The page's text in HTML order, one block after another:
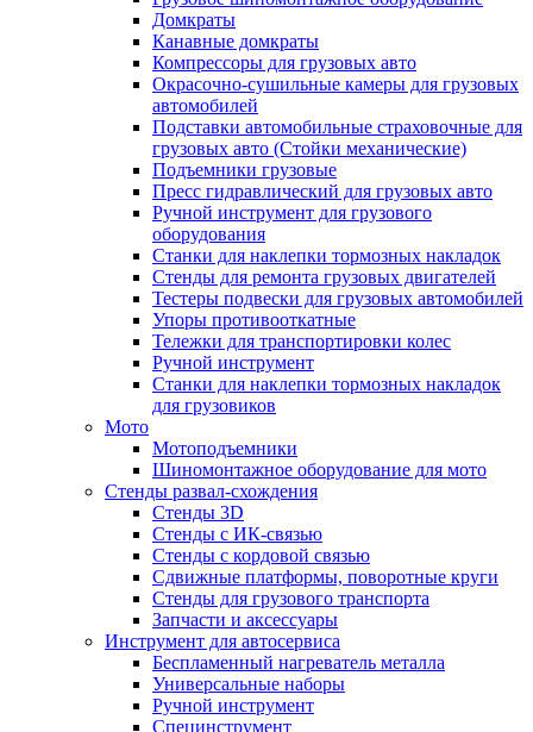
Домкраты
Канавные домкраты
Компрессоры для грузовых авто
Окрасочно-сушильные камеры для грузовых
автомобилей
Подставки автомобильные страховочные для
грузовых авто (Стойки механические)
Подъемники грузовые
Пресс гидравлический для грузовых авто
Ручной инструмент для грузового
оборудования
Станки для наклепки тормозных накладок
Стенды для ремонта грузовых двигателей
Тестеры подвески для грузовых автомобилей
Упоры противооткатные
Тележки для транспортировки колес
Ручной инструмент
Станки для наклепки тормозных накладок
для грузовиков
Мото
Мотоподъемники
Шиномонтажное оборудование для мото
Стенды развал-схождения
Стенды 3D
Стенды с ИК-связью
Стенды с кордовой связью
Сдвижные платформы, поворотные круги
Стенды для грузового транспорта
Запчасти и аксессуары
Инструмент для автосервиса
Беспламенный нагреватель металла
Универсальные наборы
Ручной инструмент
Специнструмент